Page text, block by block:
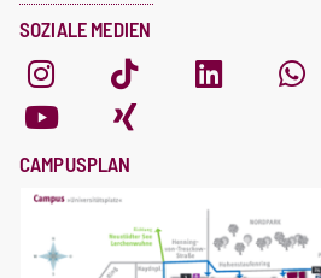
SOZIALE MEDIEN
CAMPUSPLAN